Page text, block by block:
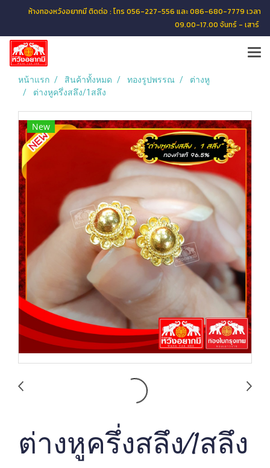
ห้างทองหวังอยากมี ติดต่อ : โทร 056-227-556 และ 086-680-7779 เวลา
09.00-17.00 จันทร์ - เสาร์
หน้าแรก สินค้าทั้งหมด ทองรูปพรรณ
ต่างหู
ต่างหูครึ่งสลึง/1สลึง
New
ต่างหูครึ่งสลึง/1สลึง